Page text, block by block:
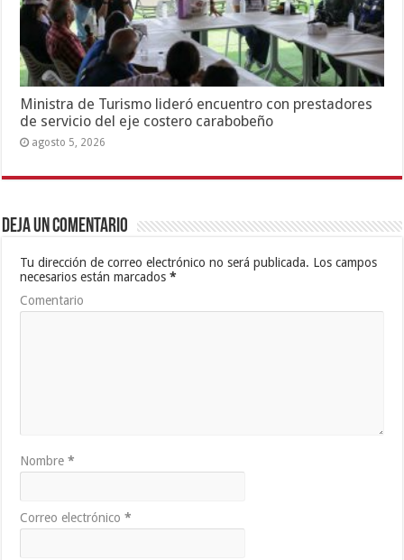
Ministra de Turismo lideró encuentro con prestadores
de servicio del eje costero carabobeño
agosto 5, 2026
Deja un comentario
Tu dirección de correo electrónico no será publicada. Los campos
necesarios están marcados*
Comentario
Nombre*
Correo electrónico*